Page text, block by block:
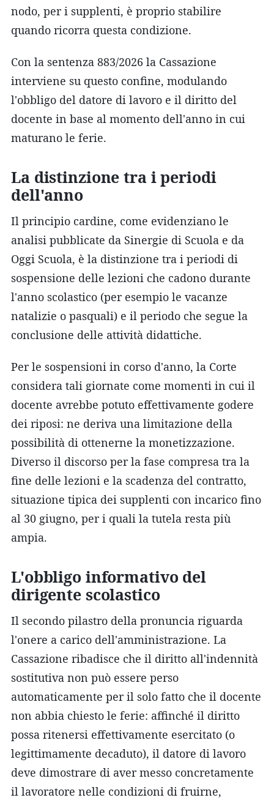
nodo, per i supplenti, è proprio stabilire
quando ricorra questa condizione.
Con la sentenza 883/2026 la Cassazione
interviene su questo confine, modulando
l'obbligo del datore di lavoro e il diritto del
docente in base al momento dell'anno in cui
maturano le ferie.
La distinzione tra i periodi
dell'anno
Il principio cardine, come evidenziano le
analisi pubblicate da Sinergie di Scuola e da
Oggi Scuola, è la distinzione tra i periodi di
sospensione delle lezioni che cadono durante
l'anno scolastico (per esempio le vacanze
natalizie o pasquali) e il periodo che segue la
conclusione delle attività didattiche.
Per le sospensioni in corso d'anno, la Corte
considera tali giornate come momenti in cui il
docente avrebbe potuto effettivamente godere
dei riposi: ne deriva una limitazione della
possibilità di ottenerne la monetizzazione.
Diverso il discorso per la fase compresa tra la
fine delle lezioni e la scadenza del contratto,
situazione tipica dei supplenti con incarico fino
al 30 giugno, per i quali la tutela resta più
ampia.
L'obbligo informativo del
dirigente scolastico
Il secondo pilastro della pronuncia riguarda
l'onere a carico dell'amministrazione. La
Cassazione ribadisce che il diritto all'indennità
sostitutiva non può essere perso
automaticamente per il solo fatto che il docente
non abbia chiesto le ferie: affinché il diritto
possa ritenersi effettivamente esercitato (o
legittimamente decaduto), il datore di lavoro
deve dimostrare di aver messo concretamente
il lavoratore nelle condizioni di fruirne,